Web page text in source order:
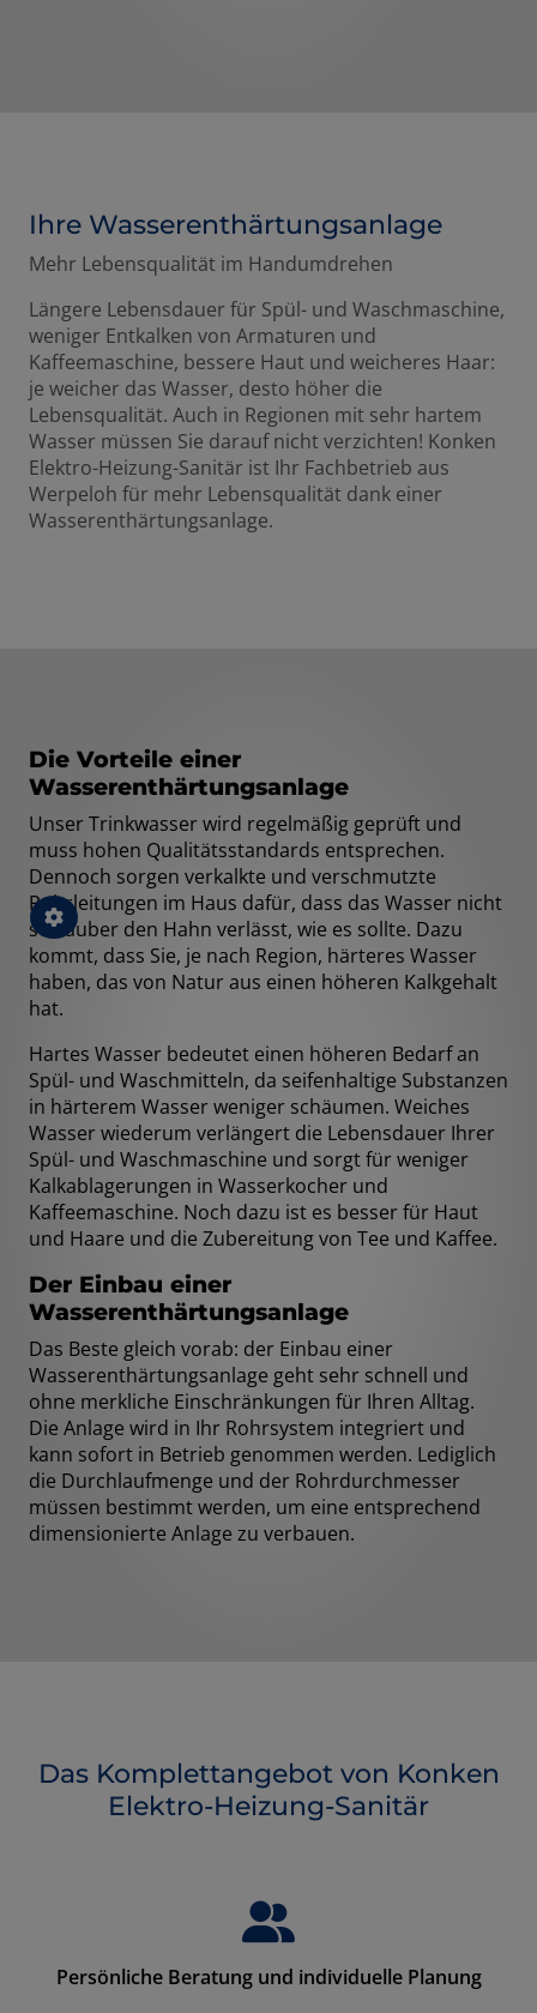
Ihre Wasserenthärtungsanlage
Mehr Lebensqualität im Handumdrehen
Längere Lebensdauer für Spül- und Waschmaschine,
weniger Entkalken von Armaturen und
Kaffeemaschine, bessere Haut und weicheres Haar:
je weicher das Wasser, desto höher die
Lebensqualität. Auch in Regionen mit sehr hartem
Wasser müssen Sie darauf nicht verzichten! Konken
Elektro-Heizung-Sanitär ist Ihr Fachbetrieb aus
Werpeloh für mehr Lebensqualität dank einer
Wasserenthärtungsanlage.
Die Vorteile einer
Wasserenthärtungsanlage
Unser Trinkwasser wird regelmäßig geprüft und
muss hohen Qualitätsstandards entsprechen.
Dennoch sorgen verkalkte und verschmutzte
Rohrleitungen im Haus dafür, dass das Wasser nicht
so sauber den Hahn verlässt, wie es sollte. Dazu
kommt, dass Sie, je nach Region, härteres Wasser
haben, das von Natur aus einen höheren Kalkgehalt
hat.
Hartes Wasser bedeutet einen höheren Bedarf an
Spül- und Waschmitteln, da seifenhaltige Substanzen
in härterem Wasser weniger schäumen. Weiches
Wasser wiederum verlängert die Lebensdauer Ihrer
Spül- und Waschmaschine und sorgt für weniger
Kalkablagerungen in Wasserkocher und
Kaffeemaschine. Noch dazu ist es besser für Haut
und Haare und die Zubereitung von Tee und Kaffee.
Der Einbau einer
Wasserenthärtungsanlage
Das Beste gleich vorab: der Einbau einer
Wasserenthärtungsanlage geht sehr schnell und
ohne merkliche Einschränkungen für Ihren Alltag.
Die Anlage wird in Ihr Rohrsystem integriert und
kann sofort in Betrieb genommen werden. Lediglich
die Durchlaufmenge und der Rohrdurchmesser
müssen bestimmt werden, um eine entsprechend
dimensionierte Anlage zu verbauen.
Das Komplettangebot von Konken
Elektro-Heizung-Sanitär
Persönliche Beratung und individuelle Planung